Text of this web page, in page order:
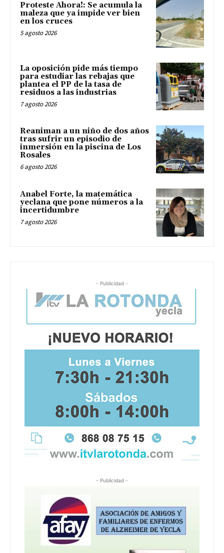
Proteste Ahora!: Se acumula la
maleza que ya impide ver bien
en los cruces
5 agosto 2026
La oposición pide más tiempo
para estudiar las rebajas que
plantea el PP de la tasa de
residuos a las industrias
7 agosto 2026
Reaniman a un niño de dos años
tras sufrir un episodio de
inmersión en la piscina de Los
Rosales
6 agosto 2026
Anabel Forte, la matemática
yeclana que pone números a la
incertidumbre
7 agosto 2026
- Publicidad -
- Publicidad -